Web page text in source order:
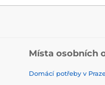
Místa osobních
Domácí potřeby v